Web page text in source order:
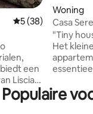
Gemiddelde
5 (38)
een
Liscia,
Woning
Casa
"Tiny
Het
Porto
meter
Populaire